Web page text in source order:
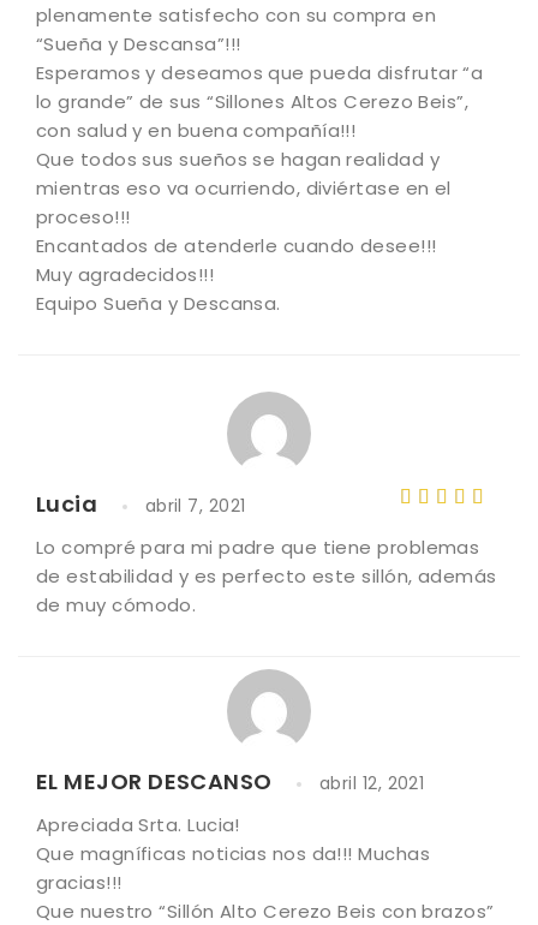
plenamente satisfecho con su compra en
“Sueña y Descansa”!!!
Esperamos y deseamos que pueda disfrutar “a
lo grande” de sus “Sillones Altos Cerezo Beis”,
con salud y en buena compañía!!!
Que todos sus sueños se hagan realidad y
mientras eso va ocurriendo, diviértase en el
proceso!!!
Encantados de atenderle cuando desee!!!
Muy agradecidos!!!
Equipo Sueña y Descansa.
con5de
5
Lucia abril 7, 2021
Lo compré para mi padre que tiene problemas
de estabilidad y es perfecto este sillón, además
de muy cómodo.
EL MEJOR DESCANSO abril 12, 2021
Apreciada Srta. Lucia!
Que magníficas noticias nos da!!! Muchas
gracias!!!
Que nuestro “Sillón Alto Cerezo Beis con brazos”